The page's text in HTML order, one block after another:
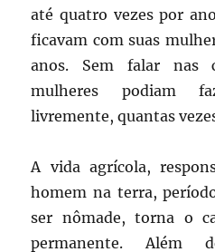
até quatro vezes por
ficavam com suas
anos. Sem falar nas
mulheres podiam
livremente, quantas
A vida agrícola,
homem na terra,
ser nômade, torna o
permanente.